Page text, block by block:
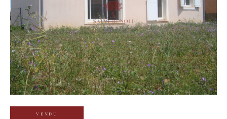
VENDU
Budget
Budget
Surface
Surface
Pièces